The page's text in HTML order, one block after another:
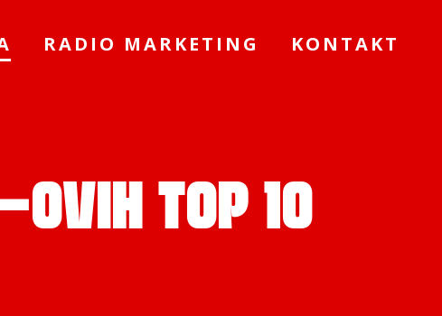
RADIO MARKETING
KONTAKT
TOP 10